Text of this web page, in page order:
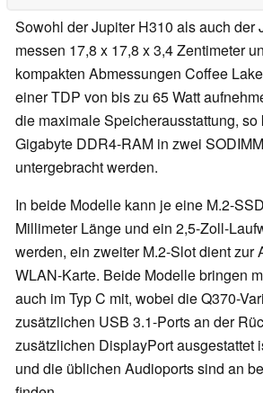
Sowohl der Jupiter H310 als auch der
messen 17,8 x 17,8 x 3,4 Zentimeter
kompakten Abmessungen Coffee
einer TDP von bis zu 65 Watt
die maximale Speicherausstattung,
Gigabyte DDR4-RAM in zwei
untergebracht werden.
In beide Modelle kann je eine M.2-
Millimeter Länge und ein 2,5-Zoll-
werden, ein zweiter M.2-Slot dient zur
WLAN-Karte. Beide Modelle bringen
auch im Typ C mit, wobei die Q370-
zusätzlichen USB 3.1-Ports an der
zusätzlichen DisplayPort ausgestattet
und die üblichen Audioports sind an